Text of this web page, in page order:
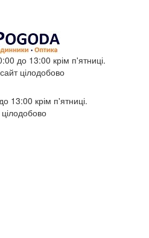
до 13:00 крім п'ятниці.
цілодобово
13:00 крім п'ятниці.